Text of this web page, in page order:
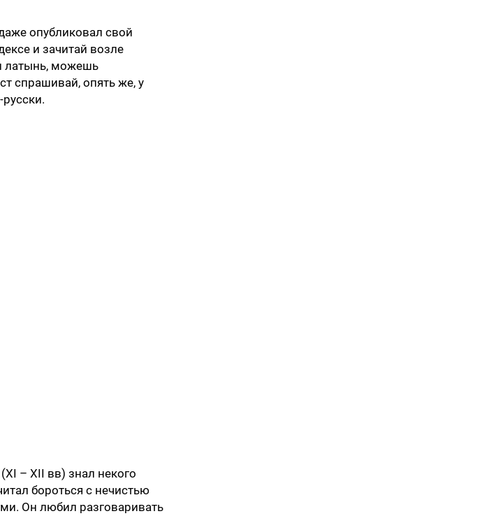
опубликовал свой
и зачитай возле
латынь, можешь
спрашивай, опять же, у
– XII вв) знал некого
бороться с нечистью
Он любил разговаривать